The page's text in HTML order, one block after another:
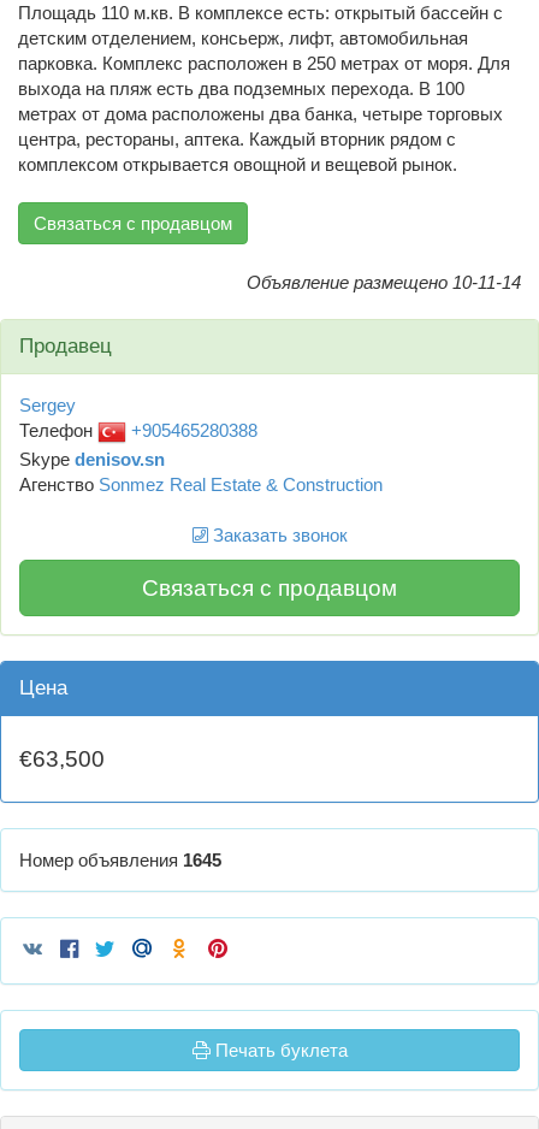
Площадь 110 м.кв. В комплексе есть: открытый бассейн с
детским отделением, консьерж, лифт, автомобильная
парковка. Комплекс расположен в 250 метрах от моря. Для
выхода на пляж есть два подземных перехода. В 100
метрах от дома расположены два банка, четыре торговых
центра, рестораны, аптека. Каждый вторник рядом с
комплексом открывается овощной и вещевой рынок.
Связаться с продавцом
Объявление размещено 10-11-14
Продавец
Sergey
Телефон
+905465280388
Skype denisov.sn
Агенство Sonmez Real Estate & Construction
Заказать звонок
Связаться с продавцом
Цена
€63,500
Номер объявления 1645
Печать буклета